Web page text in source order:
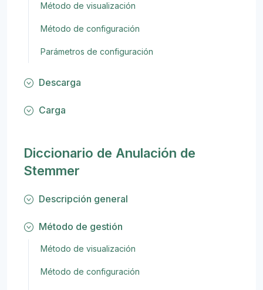
Método de visualización
Método de configuración
Parámetros de configuración
Descarga
Carga
Diccionario de Anulación de
Stemmer
Descripción general
Método de gestión
Método de visualización
Método de configuración